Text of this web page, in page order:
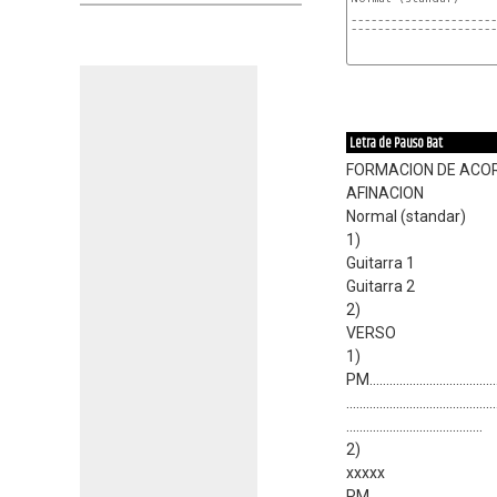
Letra de Pauso Bat
FORMACION DE
AFINACION
Normal (standar)
1)
Guitarra 1
Guitarra 2
2)
VERSO
1)
2)
xxxxx